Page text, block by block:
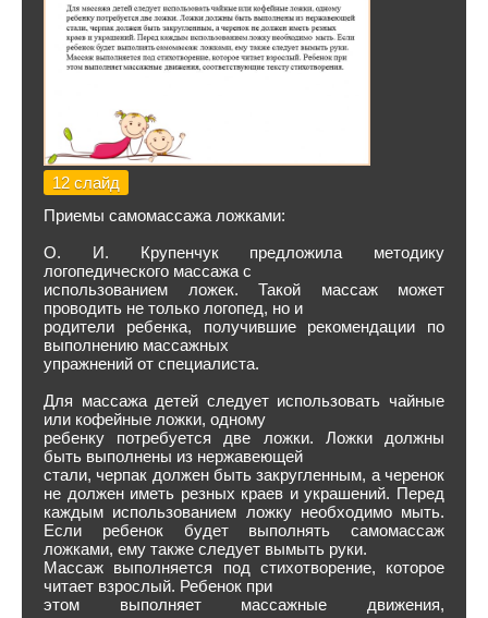
12 слайд
Приемы самомассажа ложками:
О. И. Крупенчук предложила методику
логопедического массажа с
использованием ложек. Такой массаж может
проводить не только логопед, но и
родители ребенка, получившие рекомендации по
выполнению массажных
упражнений от специалиста.
Для массажа детей следует использовать чайные
или кофейные ложки, одному
ребенку потребуется две ложки. Ложки должны
быть выполнены из нержавеющей
стали, черпак должен быть закругленным, а черенок
не должен иметь резных краев и украшений. Перед
каждым использованием ложку необходимо мыть.
Если ребенок будет выполнять самомассаж
ложками, ему также следует вымыть руки.
Массаж выполняется под стихотворение, которое
читает взрослый. Ребенок при
этом выполняет массажные движения,